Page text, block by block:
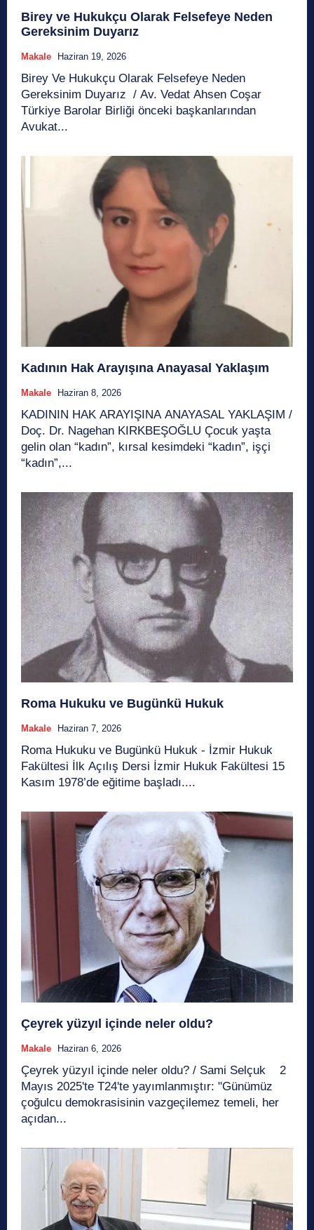
Birey ve Hukukçu Olarak Felsefeye Neden
Gereksinim Duyarız
Makale Haziran 19, 2026
Birey Ve Hukukçu Olarak Felsefeye Neden
Gereksinim Duyarız / Av. Vedat Ahsen Coşar
Türkiye Barolar Birliği önceki başkanlarından
Avukat...
Kadının Hak Arayışına Anayasal Yaklaşım
Makale Haziran 8, 2026
KADININ HAK ARAYIŞINA ANAYASAL YAKLAŞIM /
Doç. Dr. Nagehan KIRKBEŞOĞLU Çocuk yaşta
gelin olan “kadın”, kırsal kesimdeki “kadın”, işçi
“kadın”,...
Roma Hukuku ve Bugünkü Hukuk
Makale Haziran 7, 2026
Roma Hukuku ve Bugünkü Hukuk - İzmir Hukuk
Fakültesi İlk Açılış Dersi İzmir Hukuk Fakültesi 15
Kasım 1978’de eğitime başladı....
Çeyrek yüzyıl içinde neler oldu?
Makale Haziran 6, 2026
Çeyrek yüzyıl içinde neler oldu? / Sami Selçuk 2
Mayıs 2025'te T24'te yayımlanmıştır: "Günümüz
çoğulcu demokrasisinin vazgeçilemez temeli, her
açıdan...